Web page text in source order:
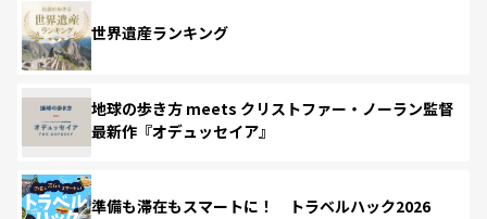
世界遺産ランキング
地球の歩き方 meets クリストファー・ノーラン監督
最新作『オデュッセイア』
準備も滞在もスマートに！ トラベルハック2026